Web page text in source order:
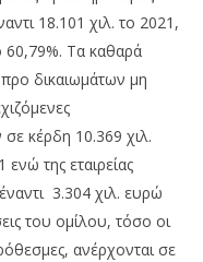
18.101 χιλ. το 2021,
Τα καθαρά
δικαιωμάτων μη
κέρδη 10.369 χιλ.
της εταιρείας
3.304 χιλ. ευρώ
του ομίλου, τόσο οι
ανέρχονται σε